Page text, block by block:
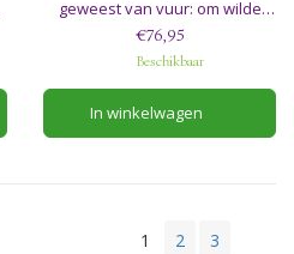
geweest van vuur: om wilde
dieren op afstand te houden,
voor warmte en licht, en voor
kokend water, koken enz.
Kinderen zijn gefascineerd
door de gevaren van vuur -
€76,95
Beschikbaar
In winkelwagen
1 2 3